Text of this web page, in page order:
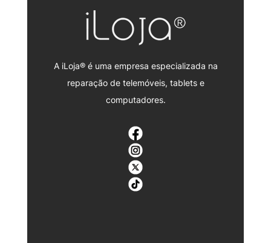
A iLoja® é uma empresa especializada na
reparação de telemóveis, tablets e
computadores.